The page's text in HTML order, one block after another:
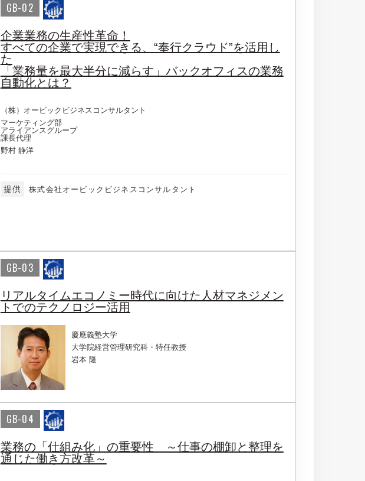
GB-02
企業業務の生産性革命！
すべての企業で実現できる、“奉行クラウド”を活用し
た
「業務量を最大半分に減らす」バックオフィスの業務
自動化とは？
（株）オービックビジネスコンサルタント
マーケティング部
アライアンスグループ
課長代理
野村 静洋
提供 株式会社オービックビジネスコンサルタント
GB-03
リアルタイムエコノミー時代に向けた人材マネジメン
トでのテクノロジー活用
慶應義塾大学
大学院経営管理研究科・特任教授
岩本 隆
GB-04
業務の「仕組み化」の重要性 ～仕事の棚卸と整理を
通じた働き方改革～